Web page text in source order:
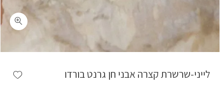
לייני-שרשרת קצרה אבני חן גרנט בורדו